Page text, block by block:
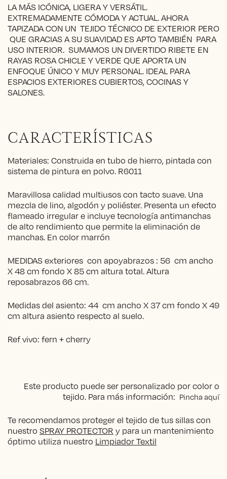
LA MÁS ICÓNICA, LIGERA Y VERSÁTIL.
EXTREMADAMENTE CÓMODA Y ACTUAL. AHORA
TAPIZADA CON UN TEJIDO TÉCNICO DE EXTERIOR PERO
QUE GRACIAS A SU SUAVIDAD ES APTO TAMBIÉN PARA
USO INTERIOR. SUMAMOS UN DIVERTIDO RIBETE EN
RAYAS ROSA CHICLE Y VERDE QUE APORTA UN
ENFOQUE ÚNICO Y MUY PERSONAL. IDEAL PARA
ESPACIOS EXTERIORES CUBIERTOS, COCINAS Y
SALONES.
CARACTERÍSTICAS
Materiales: Construida en tubo de hierro, pintada con
sistema de pintura en polvo. R6011
Maravillosa calidad multiusos con tacto suave. Una
mezcla de lino, algodón y poliéster. Presenta un efecto
flameado irregular e incluye tecnología antimanchas
de alto rendimiento que permite la eliminación de
manchas. En color marrón
MEDIDAS exteriores con apoyabrazos : 56 cm ancho
X 48 cm fondo X 85 cm altura total. Altura
reposabrazos 66 cm.
Medidas del asiento: 44 cm ancho X 37 cm fondo X 49
cm altura asiento respecto al suelo.
Ref vivo: fern + cherry
Este producto puede ser personalizado por color o
tejido. Para más información: Pincha aquí
Te recomendamos proteger el tejido de tus sillas con
nuestro SPRAY PROTECTOR y para un mantenimiento
óptimo utiliza nuestro Limpiador Textil